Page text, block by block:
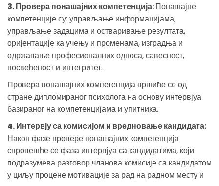
3. Провера понашајних компетенција:Понашајне
компетенције су: управљање информацијама,
управљање задацима и остваривање резултата,
оријентације ка учењу и променама, изградња и
одржавање професионалних односа, савесност,
посвећеност и интегритет.
Провера понашајних компетенција вршиће се од
стране дипломираног психолога на основу интервјуа
базираног на компетенцијама и упитника.
4. Интервју са комисијом и вредновање кандидата:
Након фазе провере понашајних компетенција
спровешће се фаза интервјуа са кандидатима, који
подразумева разговор чланова комисије са кандидатом
у циљу процене мотивације за рад на радном месту и